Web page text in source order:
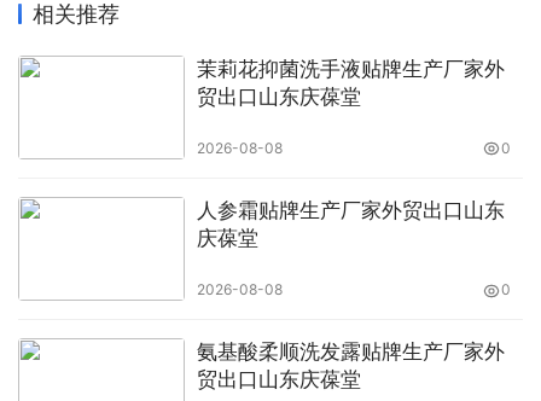
相关推荐
茉莉花抑菌洗手液贴牌生产厂家外
贸出口山东庆葆堂
2026-08-08 0
人参霜贴牌生产厂家外贸出口山东
庆葆堂
2026-08-08 0
氨基酸柔顺洗发露贴牌生产厂家外
贸出口山东庆葆堂